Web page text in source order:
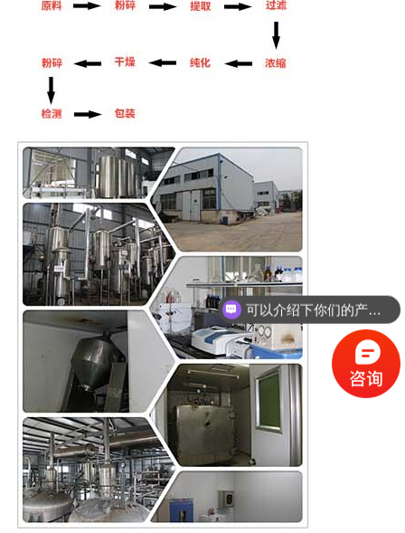
可以介绍下你们的产品么？